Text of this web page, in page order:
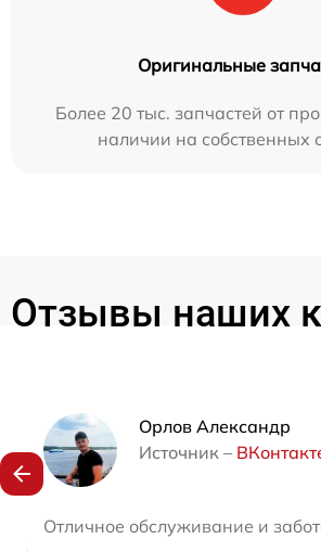
Оригинальные
Более 20 тыс. запчастей от
наличии на собственных
Отзывы наших
Орлов Александр
Источник –
Отличное обслуживание и
Наши